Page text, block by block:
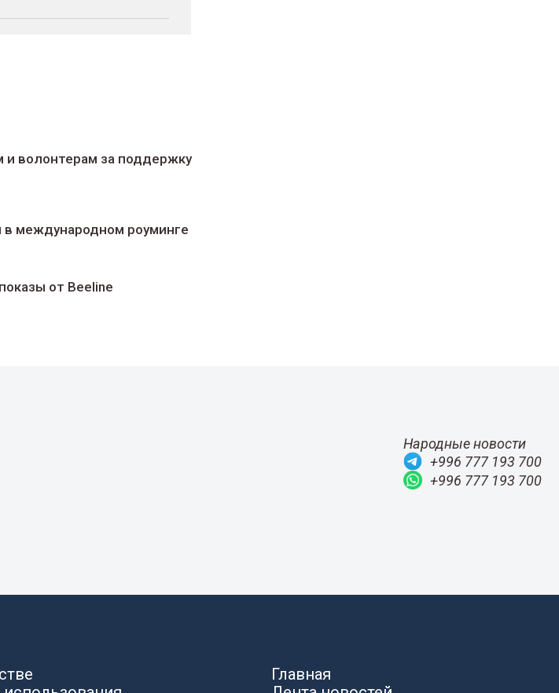
и волонтерам за поддержку
в международном роуминге
от Beeline
Народные новости
+996 777 193 700
+996 777 193 700
Главная